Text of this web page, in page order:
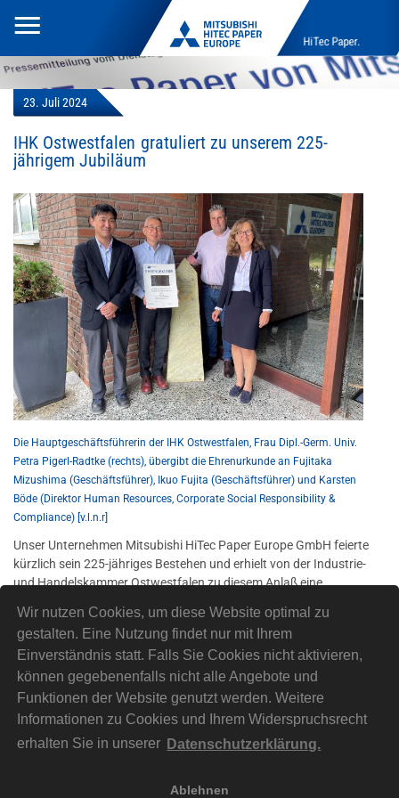
Wir nutzen Cookies, um diese Website optimal zu
gestalten. Eine Nutzung findet nur mit Ihrem
Einverständnis statt. Falls Sie Cookies nicht aktivieren,
können gegebenenfalls nicht alle Angebote und
Funktionen der Website genutzt werden. Weitere
Informationen zu Cookies und Ihrem Widerspruchsrecht
erhalten Sie in unserer Datenschutzerklärung.
Ablehnen
Toggle
HiTec Paper.
23. Juli 2024
IHK Ostwestfalen gratuliert zu unserem 225-
jährigem Jubiläum
Die Hauptgeschäftsführerin der IHK Ostwestfalen, Frau Dipl.-Germ. Univ.
Petra Pigerl-Radtke (rechts), übergibt die Ehrenurkunde an Fujitaka
Mizushima (Geschäftsführer), Ikuo Fujita (Geschäftsführer) und Karsten
Böde (Direktor Human Resources, Corporate Social Responsibility &
Compliance) [v.l.n.r]
Unser Unternehmen Mitsubishi HiTec Paper Europe GmbH feierte
kürzlich sein 225-jähriges Bestehen und erhielt von der Industrie-
und Handelskammer Ostwestfalen zu diesem Anlaß eine
Wir hoffen, dass wir durch unsere Geschäftstätigkeit in dieser
Region auch weiterhin zur Verwirklichung einer nachhaltigen
Mehr Informationen zu unserer 225-jährigen Firmenhistorie
erhalten Sie
unter "Historie".